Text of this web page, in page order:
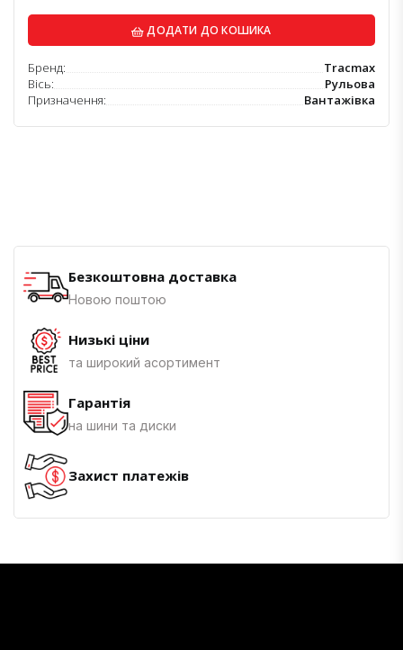
ДОДАТИ ДО КОШИКА
Бренд:
Tracmax
Вісь:
Рульова
Призначення:
Вантажівка
Безкоштовна доставка
Новою поштою
Низькі ціни
та широкий асортимент
Гарантія
на шини та диски
Захист платежів